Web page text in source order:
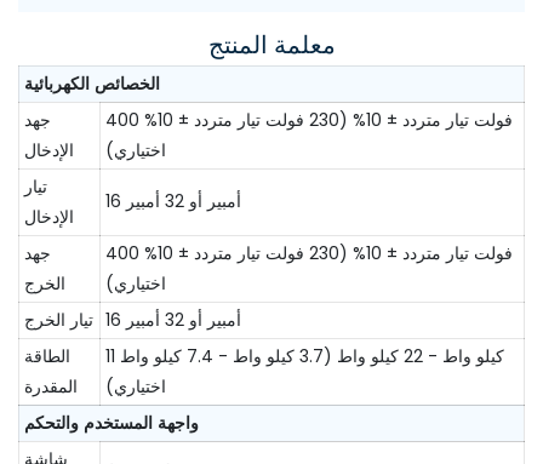
معلمة المنتج
الخصائص الكهربائية
جهد
الإدخال
400 فولت تيار متردد ± 10% (230 فولت تيار متردد ± 10%
اختياري)
تيار
الإدخال
16 أمبير أو 32 أمبير
جهد
الخرج
400 فولت تيار متردد ± 10% (230 فولت تيار متردد ± 10%
اختياري)
تيار الخرج
16 أمبير أو 32 أمبير
الطاقة
المقدرة
11 كيلو واط - 22 كيلو واط (3.7 كيلو واط - 7.4 كيلو واط
اختياري)
واجهة المستخدم والتحكم
شاشة